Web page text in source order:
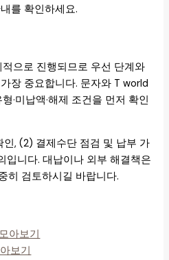
를 확인하세요.
으로 진행되므로 우선 단계와
장 중요합니다. 문자와 T world
·미납액·해제 조건을 먼저 확인
인, (2) 결제수단 점검 및 납부 가
입니다. 대납이나 외부 해결책은
히 검토하시길 바랍니다.
아보기
보기